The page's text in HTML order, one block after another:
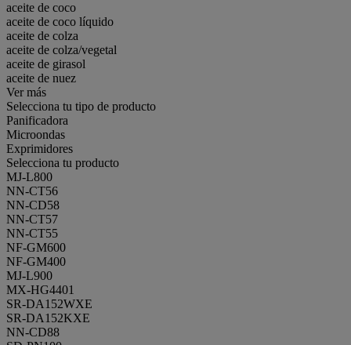
aceite de coco
aceite de coco líquido
aceite de colza
aceite de colza/vegetal
aceite de girasol
aceite de nuez
Ver más
Selecciona tu tipo de producto
Panificadora
Microondas
Exprimidores
Selecciona tu producto
MJ-L800
NN-CT56
NN-CD58
NN-CT57
NN-CT55
NF-GM600
NF-GM400
MJ-L900
MX-HG4401
SR-DA152WXE
SR-DA152KXE
NN-CD88